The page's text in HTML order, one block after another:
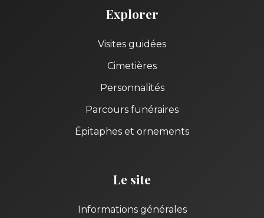
Explorer
Visites guidées
Cimetières
Personnalités
Parcours funéraires
Épitaphes et ornements
Le site
Informations générales